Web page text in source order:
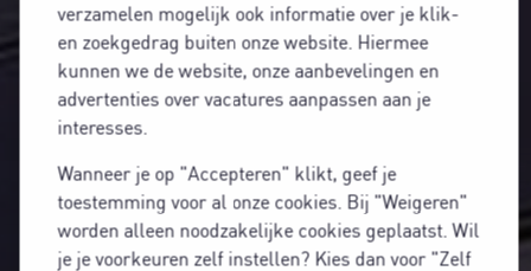
verzamelen mogelijk ook informatie over je klik-
en zoekgedrag buiten onze website. Hiermee
kunnen we de website, onze aanbevelingen en
advertenties over vacatures aanpassen aan je
interesses.
Wanneer je op "Accepteren" klikt, geef je
toestemming voor al onze cookies. Bij "Weigeren"
worden alleen noodzakelijke cookies geplaatst. Wil
je je voorkeuren zelf instellen? Kies dan voor "Zelf